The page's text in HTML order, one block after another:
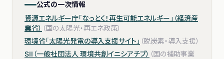
公式の一次情報
資源エネルギー庁「なっとく！再生可能エネルギー」（経済産
業省） （国の太陽光・再エネ政策）
環境省「太陽光発電の導入支援サイト」 （脱炭素・導入支援）
SII（一般社団法人 環境共創イニシアチブ） （国の補助事業